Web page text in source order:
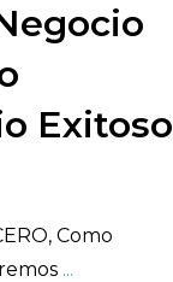
Exitoso
Como
...